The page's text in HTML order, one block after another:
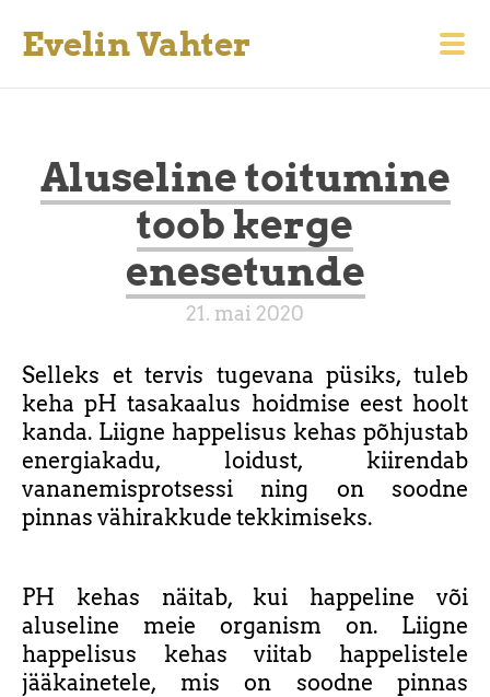
Evelin Vahter
Aluseline toitumine
toob kerge
enesetunde
21. mai 2020
Selleks et tervis tugevana püsiks, tuleb
keha pH tasakaalus hoidmise eest hoolt
kanda. Liigne happelisus kehas põhjustab
energiakadu, loidust, kiirendab
vananemisprotsessi ning on soodne
pinnas vähirakkude tekkimiseks.
PH kehas näitab, kui happeline või
aluseline meie organism on. Liigne
happelisus kehas viitab happelistele
jääkainetele, mis on soodne pinnas